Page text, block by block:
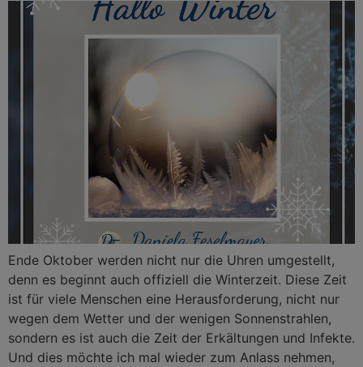
Ende Oktober werden nicht nur die Uhren umgestellt,
denn es beginnt auch offiziell die Winterzeit. Diese Zeit
ist für viele Menschen eine Herausforderung, nicht nur
wegen dem Wetter und der wenigen Sonnenstrahlen,
sondern es ist auch die Zeit der Erkältungen und Infekte.
Und dies möchte ich mal wieder zum Anlass nehmen,